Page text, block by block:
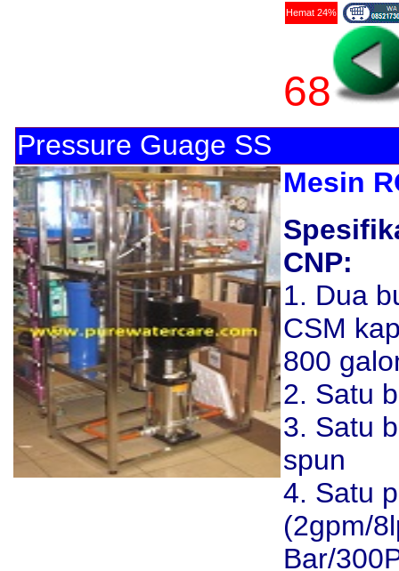
Hemat 24%
68
Pressure Guage SS
Mesin
CNP:
1. Dua
CSM
800
2. Satu
3. Satu
spun
4. Satu
(2gpm/
Bar/